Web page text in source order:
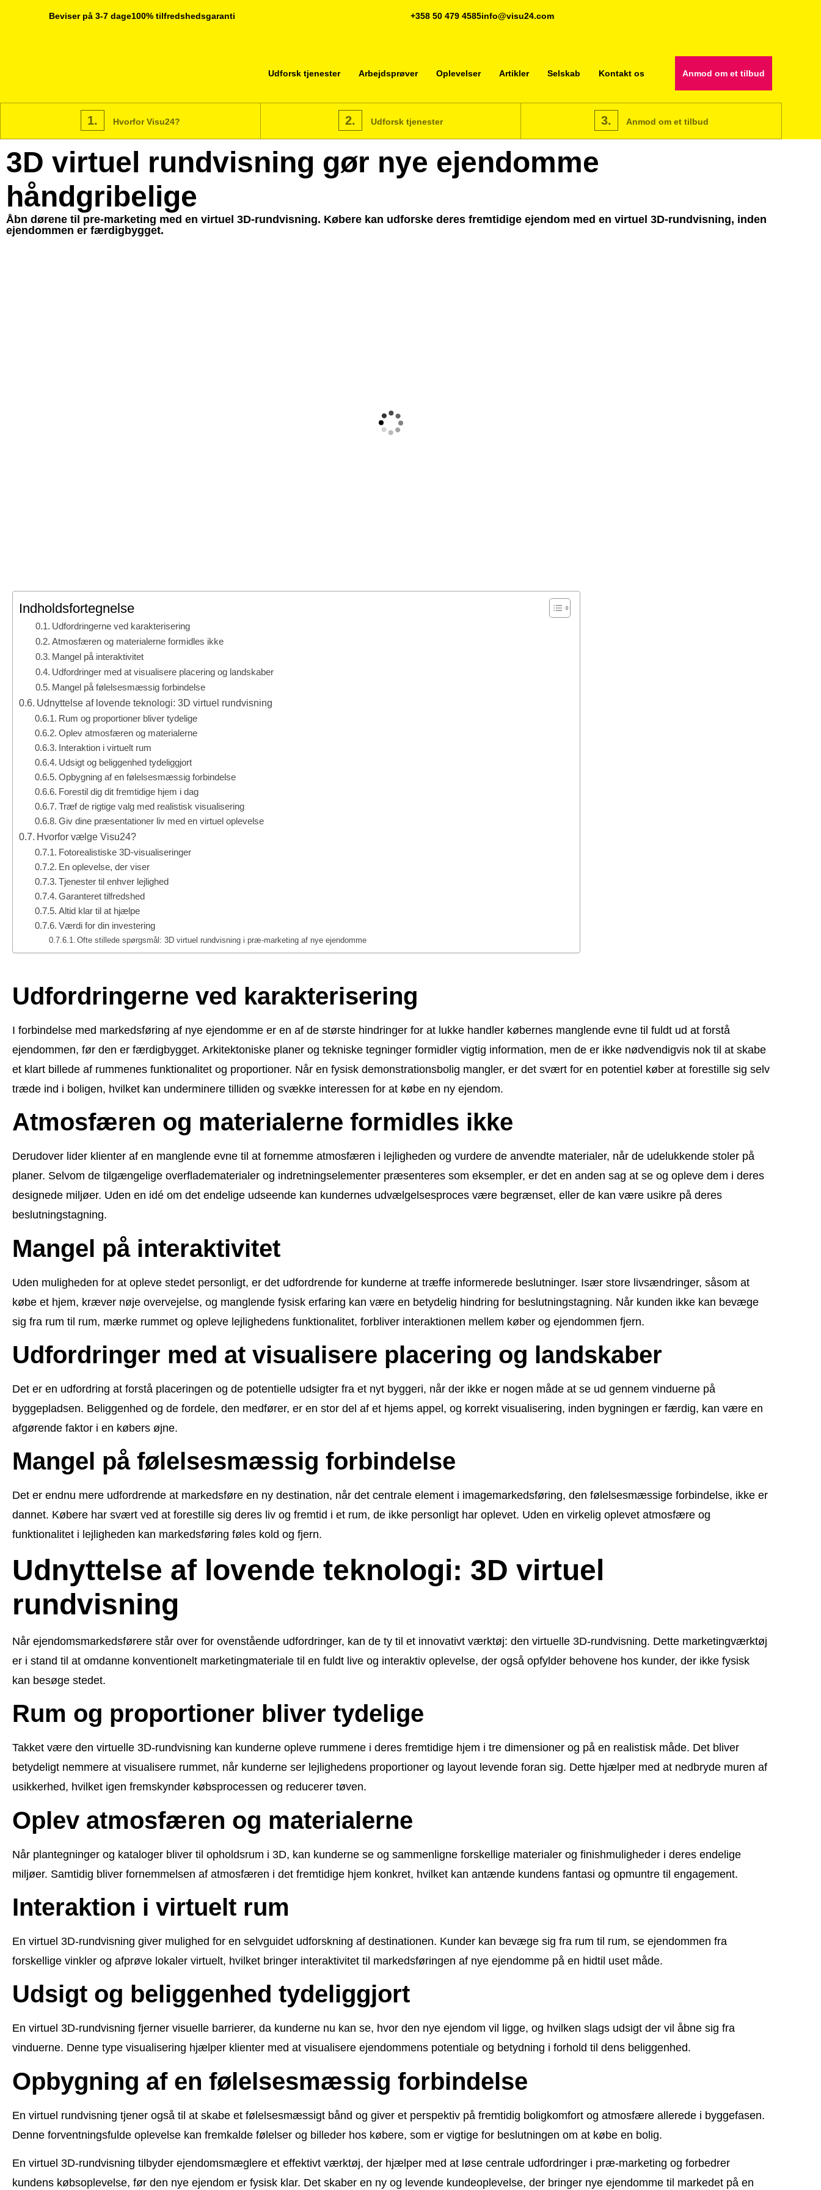
Beviser på 3-7 dage100% tilfredshedsgaranti +358 50 479 4585info@visu24.com
Udforsk tjenester Arbejdsprøver Oplevelser Artikler Selskab Kontakt os Anmod om et tilbud
1. Hvorfor Visu24? 2. Udforsk tjenester 3. Anmod om et tilbud
3D virtuel rundvisning gør nye ejendomme
håndgribelige
Åbn dørene til pre-marketing med en virtuel 3D-rundvisning. Købere kan udforske deres fremtidige ejendom med en virtuel 3D-rundvisning, inden
ejendommen er færdigbygget.
Indholdsfortegnelse
Udfordringerne ved karakterisering
Atmosfæren og materialerne formidles ikke
Mangel på interaktivitet
Udfordringer med at visualisere placering og landskaber
Mangel på følelsesmæssig forbindelse
Udnyttelse af lovende teknologi: 3D virtuel rundvisning
Rum og proportioner bliver tydelige
Oplev atmosfæren og materialerne
Interaktion i virtuelt rum
Udsigt og beliggenhed tydeliggjort
Opbygning af en følelsesmæssig forbindelse
Forestil dig dit fremtidige hjem i dag
Træf de rigtige valg med realistisk visualisering
Giv dine præsentationer liv med en virtuel oplevelse
Hvorfor vælge Visu24?
Fotorealistiske 3D-visualiseringer
En oplevelse, der viser
Tjenester til enhver lejlighed
Garanteret tilfredshed
Altid klar til at hjælpe
Værdi for din investering
Ofte stillede spørgsmål: 3D virtuel rundvisning i præ-marketing af nye ejendomme
Udfordringerne ved karakterisering
I forbindelse med markedsføring af nye ejendomme er en af de største hindringer for at lukke handler købernes manglende evne til fuldt ud at forstå
ejendommen, før den er færdigbygget. Arkitektoniske planer og tekniske tegninger formidler vigtig information, men de er ikke nødvendigvis nok til at skabe
et klart billede af rummenes funktionalitet og proportioner. Når en fysisk demonstrationsbolig mangler, er det svært for en potentiel køber at forestille sig selv
træde ind i boligen, hvilket kan underminere tilliden og svække interessen for at købe en ny ejendom.
Atmosfæren og materialerne formidles ikke
Derudover lider klienter af en manglende evne til at fornemme atmosfæren i lejligheden og vurdere de anvendte materialer, når de udelukkende stoler på
planer. Selvom de tilgængelige overfladematerialer og indretningselementer præsenteres som eksempler, er det en anden sag at se og opleve dem i deres
designede miljøer. Uden en idé om det endelige udseende kan kundernes udvælgelsesproces være begrænset, eller de kan være usikre på deres
beslutningstagning.
Mangel på interaktivitet
Uden muligheden for at opleve stedet personligt, er det udfordrende for kunderne at træffe informerede beslutninger. Især store livsændringer, såsom at
købe et hjem, kræver nøje overvejelse, og manglende fysisk erfaring kan være en betydelig hindring for beslutningstagning. Når kunden ikke kan bevæge
sig fra rum til rum, mærke rummet og opleve lejlighedens funktionalitet, forbliver interaktionen mellem køber og ejendommen fjern.
Udfordringer med at visualisere placering og landskaber
Det er en udfordring at forstå placeringen og de potentielle udsigter fra et nyt byggeri, når der ikke er nogen måde at se ud gennem vinduerne på
byggepladsen. Beliggenhed og de fordele, den medfører, er en stor del af et hjems appel, og korrekt visualisering, inden bygningen er færdig, kan være en
afgørende faktor i en købers øjne.
Mangel på følelsesmæssig forbindelse
Det er endnu mere udfordrende at markedsføre en ny destination, når det centrale element i imagemarkedsføring, den følelsesmæssige forbindelse, ikke er
dannet. Købere har svært ved at forestille sig deres liv og fremtid i et rum, de ikke personligt har oplevet. Uden en virkelig oplevet atmosfære og
funktionalitet i lejligheden kan markedsføring føles kold og fjern.
Udnyttelse af lovende teknologi: 3D virtuel
rundvisning
Når ejendomsmarkedsførere står over for ovenstående udfordringer, kan de ty til et innovativt værktøj: den virtuelle 3D-rundvisning. Dette marketingværktøj
er i stand til at omdanne konventionelt marketingmateriale til en fuldt live og interaktiv oplevelse, der også opfylder behovene hos kunder, der ikke fysisk
kan besøge stedet.
Rum og proportioner bliver tydelige
Takket være den virtuelle 3D-rundvisning kan kunderne opleve rummene i deres fremtidige hjem i tre dimensioner og på en realistisk måde. Det bliver
betydeligt nemmere at visualisere rummet, når kunderne ser lejlighedens proportioner og layout levende foran sig. Dette hjælper med at nedbryde muren af
usikkerhed, hvilket igen fremskynder købsprocessen og reducerer tøven.
Oplev atmosfæren og materialerne
Når plantegninger og kataloger bliver til opholdsrum i 3D, kan kunderne se og sammenligne forskellige materialer og finishmuligheder i deres endelige
miljøer. Samtidig bliver fornemmelsen af atmosfæren i det fremtidige hjem konkret, hvilket kan antænde kundens fantasi og opmuntre til engagement.
Interaktion i virtuelt rum
En virtuel 3D-rundvisning giver mulighed for en selvguidet udforskning af destinationen. Kunder kan bevæge sig fra rum til rum, se ejendommen fra
forskellige vinkler og afprøve lokaler virtuelt, hvilket bringer interaktivitet til markedsføringen af nye ejendomme på en hidtil uset måde.
Udsigt og beliggenhed tydeliggjort
En virtuel 3D-rundvisning fjerner visuelle barrierer, da kunderne nu kan se, hvor den nye ejendom vil ligge, og hvilken slags udsigt der vil åbne sig fra
vinduerne. Denne type visualisering hjælper klienter med at visualisere ejendommens potentiale og betydning i forhold til dens beliggenhed.
Opbygning af en følelsesmæssig forbindelse
En virtuel rundvisning tjener også til at skabe et følelsesmæssigt bånd og giver et perspektiv på fremtidig boligkomfort og atmosfære allerede i byggefasen.
Denne forventningsfulde oplevelse kan fremkalde følelser og billeder hos købere, som er vigtige for beslutningen om at købe en bolig.
En virtuel 3D-rundvisning tilbyder ejendomsmæglere et effektivt værktøj, der hjælper med at løse centrale udfordringer i præ-marketing og forbedrer
kundens købsoplevelse, før den nye ejendom er fysisk klar. Det skaber en ny og levende kundeoplevelse, der bringer nye ejendomme til markedet på en